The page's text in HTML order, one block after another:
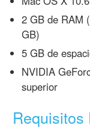
2 GB de RAM
GB)
5 GB de
NVIDIA
superior
Requisitos